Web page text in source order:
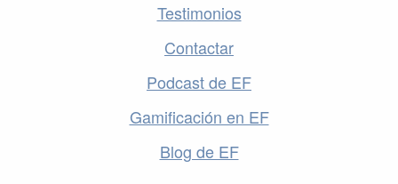
Testimonios
Contactar
Podcast de EF
Gamificación en EF
Blog de EF